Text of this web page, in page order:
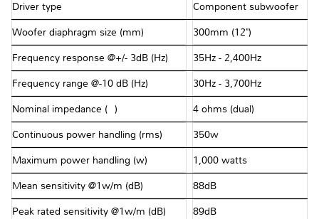
Driver type Component subwoofer
Woofer diaphragm size (mm) 300mm (12")
Frequency response @+/- 3dB (Hz) 35Hz - 2,400Hz
Frequency range @-10 dB (Hz) 30Hz - 3,700Hz
Nominal impedance (Ω) 4 ohms (dual)
Continuous power handling (rms) 350w
Maximum power handling (w) 1,000 watts
Mean sensitivity @1w/m (dB) 88dB
Peak rated sensitivity @1w/m (dB) 89dB